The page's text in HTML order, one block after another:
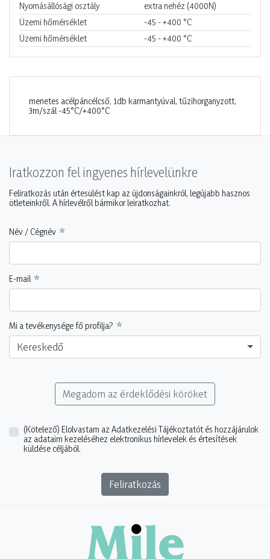
Nyomásállósági osztály
extra nehéz (4000N)
Üzemi hőmérséklet
-45 - +400 °C
Üzemi hőmérséklet
-45 - +400 °C
menetes acélpáncélcső, 1db karmantyúval, tűzihorganyzott,
3m/szál -45°C/+400°C
Iratkozzon fel ingyenes hírlevelünkre
Feliratkozás után értesülést kap az újdonságainkról, legújabb hasznos
ötleteinkről. A hírlevélről bármikor leiratkozhat.
Név / Cégnév
E-mail
Mi a tevékenysége fő profilja?
Kereskedő
Megadom az érdeklődési köröket
(Kötelező) Elolvastam az Adatkezelési Tájékoztatót és hozzájárulok
az adataim kezeléséhez elektronikus hírlevelek és értesítések
küldése céljából.
Feliratkozás